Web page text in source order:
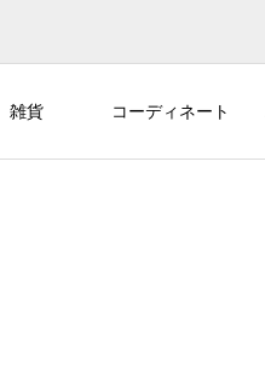
雑貨 コーディネート